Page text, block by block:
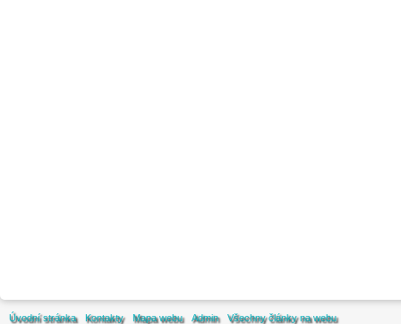
Úvodní stránka Kontakty Mapa webu Admin Všechny články na webu